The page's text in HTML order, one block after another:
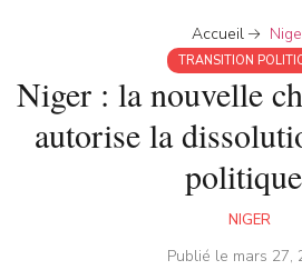
Accueil
TRANSITION
Niger : la nouvelle
autorise la
NIGER
Publié le mars 27,